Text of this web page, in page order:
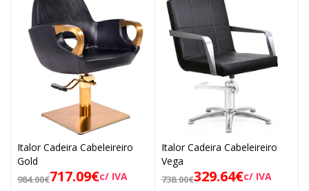
Italor Cadeira Cabeleireiro
Gold
984.00€717.09€c/ IVA
Italor Cadeira Cabeleireiro
Vega
738.00€329.64€c/ IVA